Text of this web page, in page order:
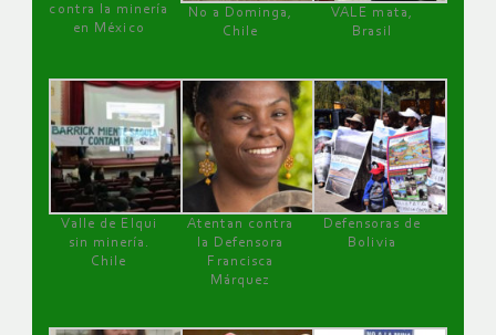
contra la minería
en México
No a Dominga,
Chile
VALE mata,
Brasil
Valle de Elqui
sin minería.
Chile
Atentan contra
la Defensora
Francisca
Márquez
Defensoras de
Bolivia